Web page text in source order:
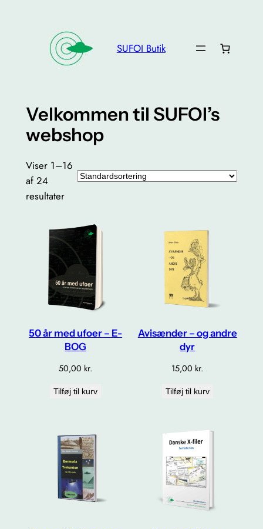
SUFOI Butik
Velkommen til SUFOI’s
webshop
Viser 1–16
af 24
resultater
50 år med ufoer – E-
BOG
50,00 kr.
Tilføj til kurv
Avisænder – og andre
dyr
15,00 kr.
Tilføj til kurv